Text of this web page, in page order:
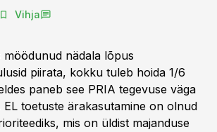
Vihja
möödunud nädala lõpus
piirata, kokku tuleb hoida 1/6
paneb see PRIA tegevuse väga
toetuste ärakasutamine on olnud
mis on üldist majanduse